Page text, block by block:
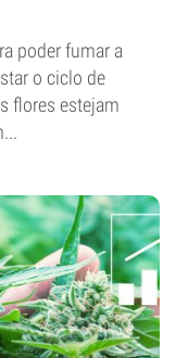
poder fumar a
o ciclo de
flores estejam